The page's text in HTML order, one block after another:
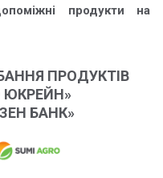
продукти на
ПРОДУКТІВ
ЮКРЕЙН»
БАНК»